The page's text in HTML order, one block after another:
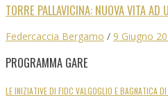
TORRE PALLAVICINA: NUOVA VITA
Federcaccia Bergamo / 9 Giugno
PROGRAMMA GARE
LE INIZIATIVE DI FIDC VALGOGLIO E BAGNATICA